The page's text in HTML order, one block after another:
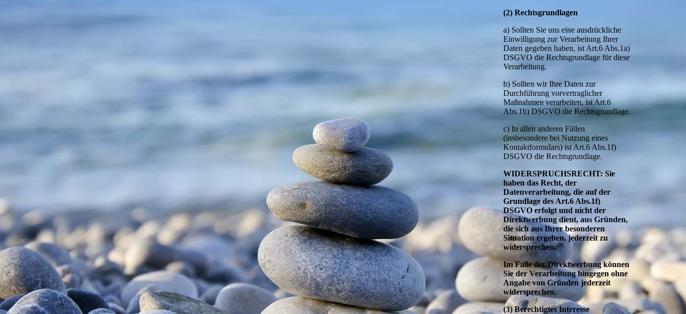
(2) Rechtsgrundlagen
a) Sollten Sie uns eine ausdrückliche
Einwilligung zur Verarbeitung Ihrer
Daten gegeben haben, ist Art.6 Abs.1a)
DSGVO die Rechtsgrundlage für diese
Verarbeitung.
b) Sollten wir Ihre Daten zur
Durchführung vorvertraglicher
Maßnahmen verarbeiten, ist Art.6
Abs.1b) DSGVO die Rechtsgrundlage.
c) In allen anderen Fällen
(insbesondere bei Nutzung eines
Kontaktformulars) ist Art.6 Abs.1f)
DSGVO die Rechtsgrundlage.
WIDERSPRUCHSRECHT: Sie
haben das Recht, der
Datenverarbeitung, die auf der
Grundlage des Art.6 Abs.1f)
DSGVO erfolgt und nicht der
Direktwerbung dient, aus Gründen,
die sich aus Ihrer besonderen
Situation ergeben, jederzeit zu
widersprechen.
Im Falle der Direktwerbung können
Sie der Verarbeitung hingegen ohne
Angabe von Gründen jederzeit
widersprechen.
(3) Berechtigtes Interesse